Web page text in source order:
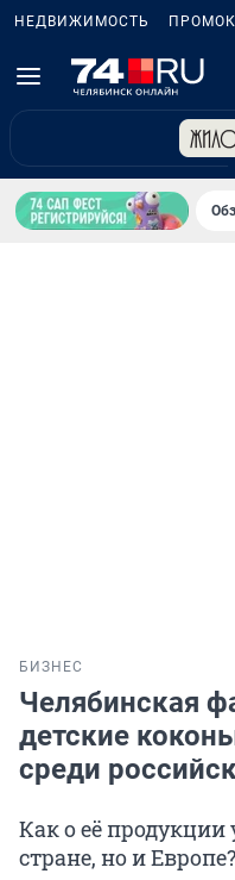
НЕДВИЖИМОСТЬ
БИЗНЕС
Челябинская
детские
среди
Как о её продукции
стране, но и Европе?